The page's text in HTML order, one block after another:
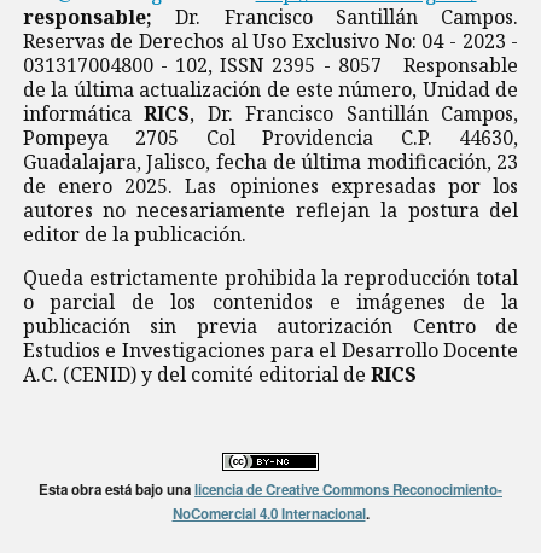
responsable; Dr. Francisco Santillán Campos.
Reservas de Derechos al Uso Exclusivo No: 04 - 2023 -
031317004800 - 102, ISSN 2395 - 8057 Responsable
de la última actualización de este número, Unidad de
informáticaRICS, Dr. Francisco Santillán Campos,
Pompeya 2705 Col Providencia C.P. 44630,
Guadalajara, Jalisco, fecha de última modificación, 23
de enero 2025. Las opiniones expresadas por los
autores no necesariamente reflejan la postura del
editor de la publicación.
Queda estrictamente prohibida la reproducción total
o parcial de los contenidos e imágenes de la
publicación sin previa autorización Centro de
Estudios e Investigaciones para el Desarrollo Docente
A.C. (CENID) y del comité editorial de RICS
Esta obra está bajo unalicencia de Creative Commons Reconocimiento-
NoComercial 4.0 Internacional.